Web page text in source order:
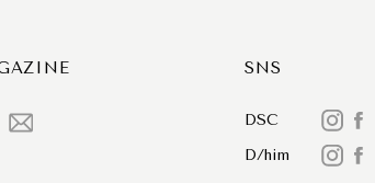
SNS
DSC
D/him